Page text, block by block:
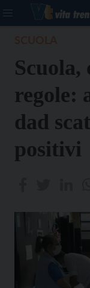
Scuola,
regole:
dad
positivi